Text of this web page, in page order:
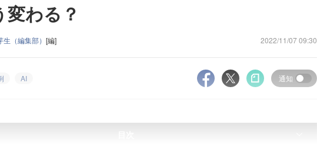
わる？
生（編集部） [編] 2022/11/07 09:30
AI 通知